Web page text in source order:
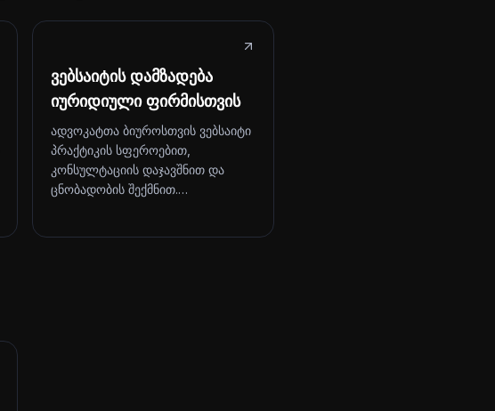
ვებსაიტის დამზადება
იურიდიული ფირმისთვის
ადვოკატთა ბიუროსთვის ვებსაიტი
პრაქტიკის სფეროებით,
კონსულტაციის დაჯავშნით და
ცნობადობის შექმნით.…